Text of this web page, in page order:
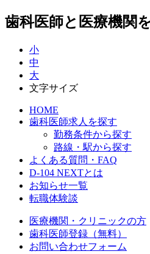
歯科医師と医療機関
小
中
大
文字サイズ
HOME
歯科医師求人を探す
勤務条件から探す
路線・駅から探す
よくある質問・FAQ
D-104 NEXTとは
お知らせ一覧
転職体験談
医療機関・クリニックの方
歯科医師登録（無料）
お問い合わせフォーム